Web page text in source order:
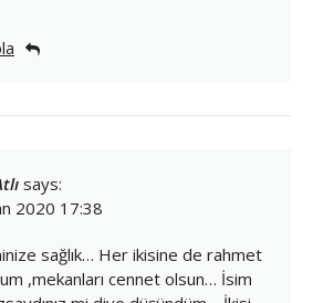
says:
2020 17:38
sağlık… Her ikisine de rahmet
,mekanları cennet olsun… İsim